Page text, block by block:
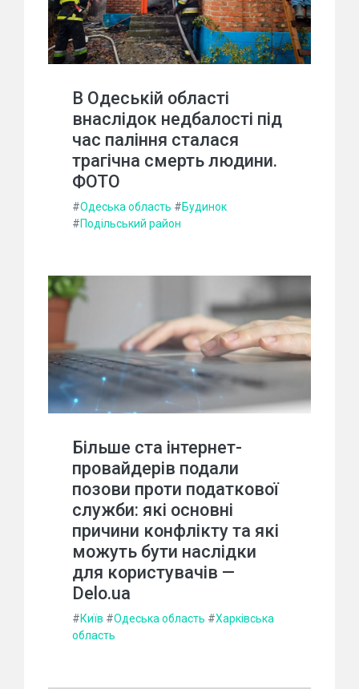
В Одеській області
внаслідок недбалості під
час паління сталася
трагічна смерть людини.
ФОТО
#Одеська область #Будинок
#Подільський район
Більше ста інтернет-
провайдерів подали
позови проти податкової
служби: які основні
причини конфлікту та які
можуть бути наслідки
для користувачів —
Delo.ua
#Київ #Одеська область #Харківська
область